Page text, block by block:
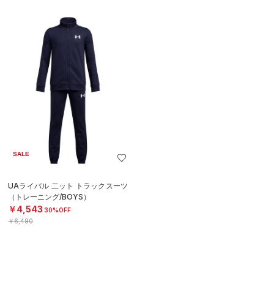
SALE
UAライバル 二ット トラックスーツ
（トレーニング/BOYS）
￥4,543 30%OFF
￥6,490